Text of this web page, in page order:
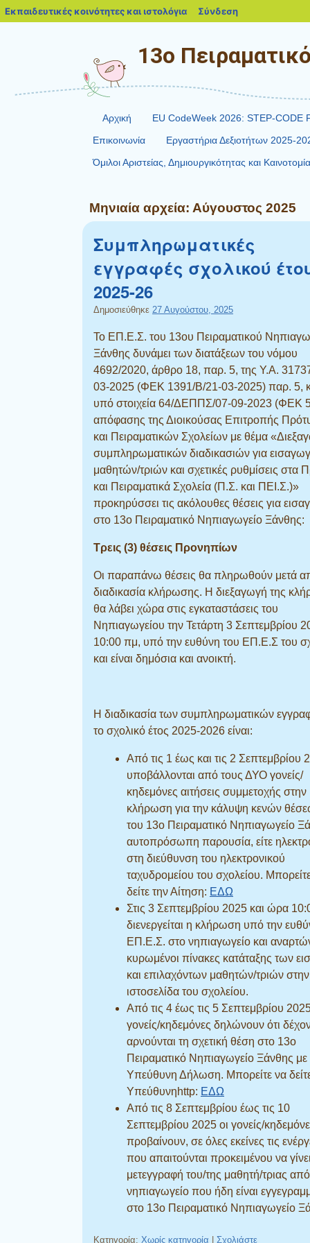
13ο
Αρχική EU CodeWeek 2026: STEP-CODE
Επικοινωνία
Εργαστήρια Δεξιοτήτων 2025-
Όμιλοι Αριστείας, Δημιουργικότητας και
Μηνιαία αρχεία: Αύγουστος 2025
Συμπληρωματικές
εγγραφές σχολικού
2025-26
Δημοσιεύθηκε 27 Αυγούστου, 2025
Το ΕΠ.Ε.Σ. του 13ου Πειραματικού
Ξάνθης δυνάμει των διατάξεων του νόμου
4692/2020, άρθρο 18, παρ. 5, της Υ.Α.
03-2025 (ΦΕΚ 1391/Β/21-03-2025) παρ. 5,
υπό στοιχεία 64/ΔΕΠΠΣ/07-09-2023 (ΦΕΚ
απόφασης της Διοικούσας Επιτροπής
και Πειραματικών Σχολείων με θέμα
συμπληρωματικών διαδικασιών για
μαθητών/τριών και σχετικές ρυθμίσεις στα
και Πειραματικά Σχολεία (Π.Σ. και ΠΕΙ.Σ.)»
προκηρύσσει τις ακόλουθες θέσεις για
στο 13ο Πειραματικό Νηπιαγωγείο Ξάνθης:
Τρεις (3) θέσεις Προνηπίων
Οι παραπάνω θέσεις θα πληρωθούν μετά
διαδικασία κλήρωσης. Η διεξαγωγή της
θα λάβει χώρα στις εγκαταστάσεις του
Νηπιαγωγείου την Τετάρτη 3 Σεπτεμβρίου
10:00 πμ, υπό την ευθύνη του ΕΠ.Ε.Σ του
και είναι δημόσια και ανοικτή.
Η διαδικασία των συμπληρωματικών
το σχολικό έτος 2025-2026 είναι:
Από τις 1 έως και τις 2 Σεπτεμβρίου
υποβάλλονται από τους ΔΥΟ γονείς/
κηδεμόνες αιτήσεις συμμετοχής στην
κλήρωση για την κάλυψη κενών
του 13ο Πειραματικό Νηπιαγωγείο
αυτοπρόσωπη παρουσία, είτε
στη διεύθυνση του ηλεκτρονικού
ταχυδρομείου του σχολείου.
δείτε την Αίτηση: ΕΔΩ
Στις 3 Σεπτεμβρίου 2025 και ώρα
διενεργείται η κλήρωση υπό την
ΕΠ.Ε.Σ. στο νηπιαγωγείο και
κυρωμένοι πίνακες κατάταξης των
και επιλαχόντων μαθητών/τριών στην
ιστοσελίδα του σχολείου.
Από τις 4 έως τις 5 Σεπτεμβρίου
γονείς/κηδεμόνες δηλώνουν ότι
αρνούνται τη σχετική θέση στο 13ο
Πειραματικό Νηπιαγωγείο Ξάνθης με
Υπεύθυνη Δήλωση. Μπορείτε να
Υπεύθυνηhttp: ΕΔΩ
Από τις 8 Σεπτεμβρίου έως τις 10
Σεπτεμβρίου 2025 οι γονείς/
προβαίνουν, σε όλες εκείνες τις
που απαιτούνται προκειμένου να
μετεγγραφή του/της μαθητή/τριας
νηπιαγωγείο που ήδη είναι
στο 13ο Πειραματικό Νηπιαγωγείο
Κατηγορία: Χωρίς κατηγορία Σχολιάστε
Εκπαιδευτικές κοινότητες και ιστολόγια blogs.sch.gr
Σύνδεση